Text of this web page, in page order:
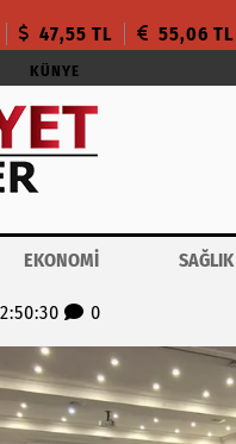
47,55 TL 55,06 TL
KÜNYE
EKONOMİ SAĞLIK
0